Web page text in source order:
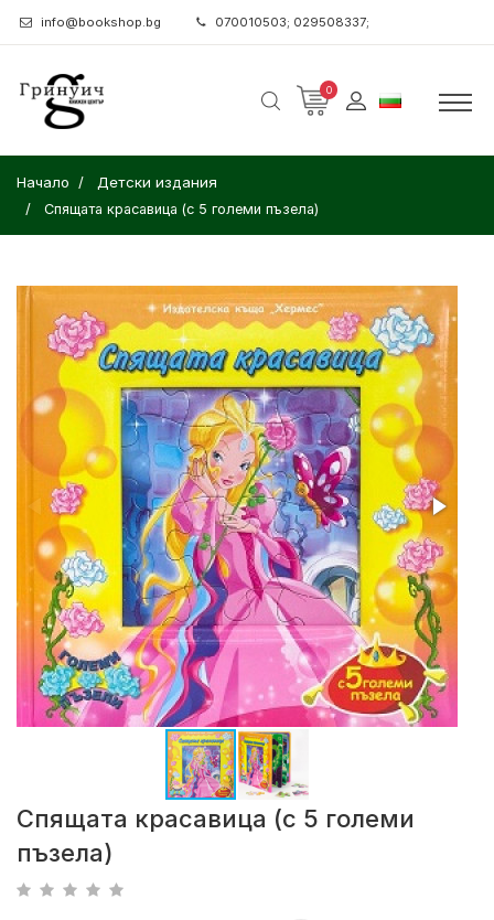
info@bookshop.bg 070010503; 029508337;
0
Начало Детски издания
Спящата красавица (с 5 големи пъзела)
Спящата красавица (с 5 големи
пъзела)